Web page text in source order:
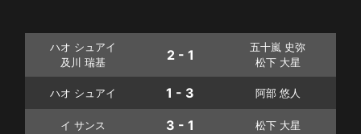
ハオ シュアイ
及川 瑞基
2 - 1
五十嵐 史弥
松下 大星
ハオ シュアイ 1 - 3 阿部 悠人
イ サンス 3 - 1 松下 大星